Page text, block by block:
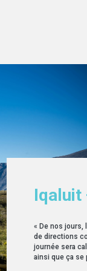
Iqaluit
« De nos jours,
de directions
journée sera
ainsi que ça se